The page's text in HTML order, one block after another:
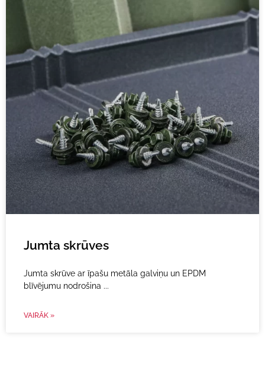
Jumta skrūves
Jumta skrūve ar īpašu metāla galviņu un EPDM
blīvējumu nodrošina
VAIRĀK »